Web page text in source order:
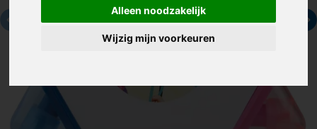
Alleen noodzakelijk
Wijzig mijn voorkeuren